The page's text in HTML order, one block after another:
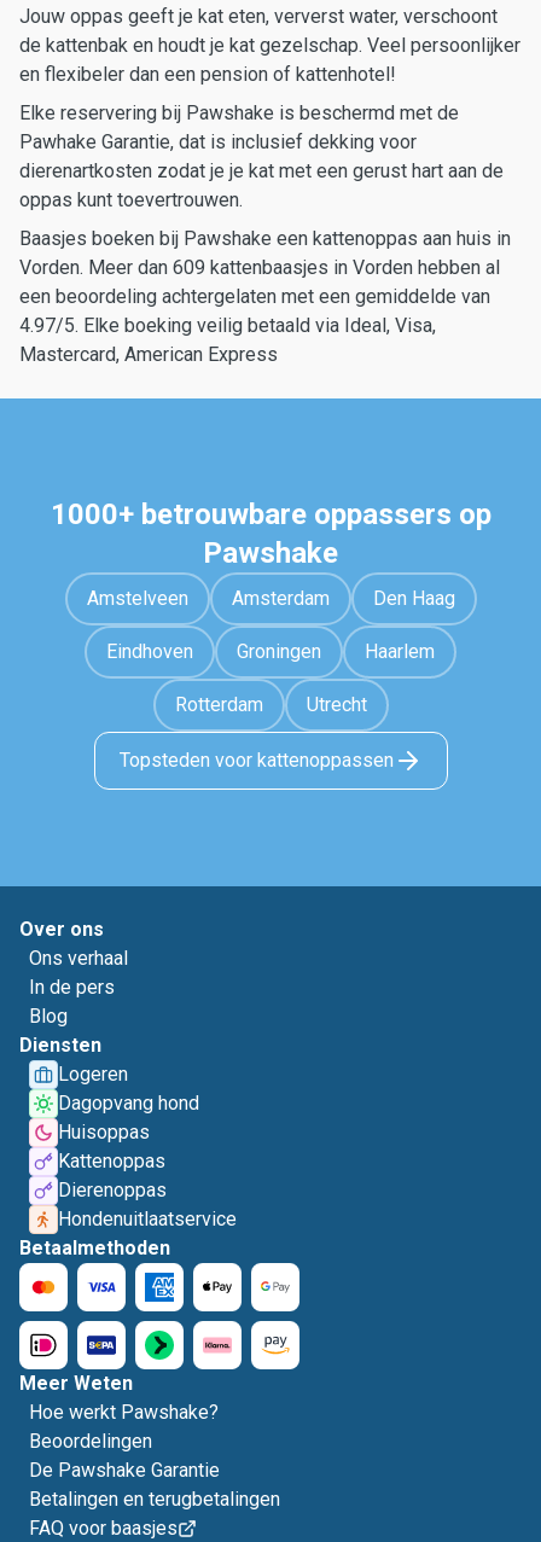
Jouw oppas geeft je kat eten, ververst water, verschoont
de kattenbak en houdt je kat gezelschap. Veel persoonlijker
en flexibeler dan een pension of kattenhotel!
Elke reservering bij Pawshake is beschermd met de
Pawhake Garantie, dat is inclusief dekking voor
dierenartkosten zodat je je kat met een gerust hart aan de
oppas kunt toevertrouwen.
Baasjes boeken bij Pawshake een kattenoppas aan huis in
Vorden. Meer dan 609 kattenbaasjes in Vorden hebben al
een beoordeling achtergelaten met een gemiddelde van
4.97/5. Elke boeking veilig betaald via Ideal, Visa,
Mastercard, American Express
1000+ betrouwbare oppassers op
Pawshake
Amstelveen Amsterdam Den Haag
Eindhoven Groningen Haarlem
Rotterdam Utrecht
Topsteden voor kattenoppassen
Over ons
Ons verhaal
In de pers
Blog
Diensten
Logeren
Dagopvang hond
Huisoppas
Kattenoppas
Dierenoppas
Hondenuitlaatservice
Betaalmethoden
Meer Weten
Hoe werkt Pawshake?
Beoordelingen
De Pawshake Garantie
Betalingen en terugbetalingen
FAQ voor baasjes